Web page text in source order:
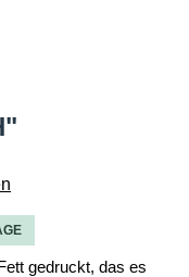
gedruckt, das es